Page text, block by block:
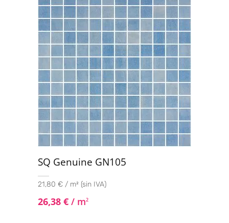
SQ Genuine GN105
21,80 € / m² (sin IVA)
26,38 € / m2